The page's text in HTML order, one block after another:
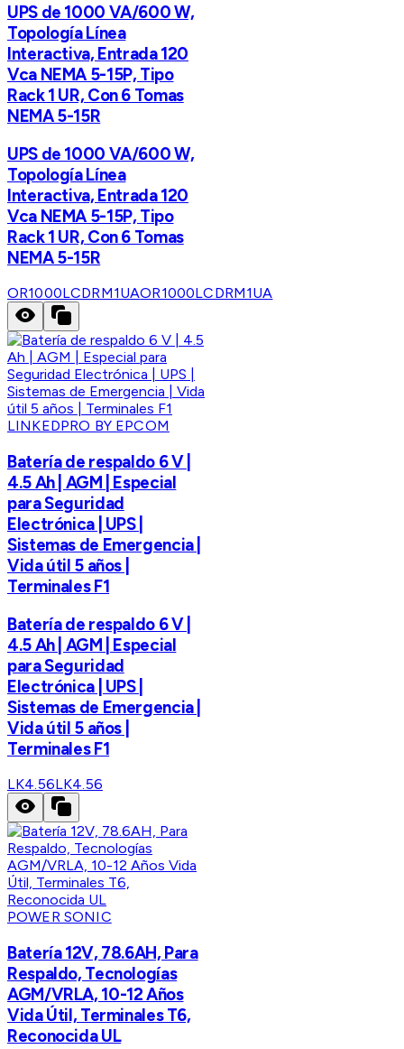
UPS de 1000 VA/600 W,
Topología Línea
Interactiva, Entrada 120
Vca NEMA 5-15P, Tipo
Rack 1 UR, Con 6 Tomas
NEMA 5-15R
UPS de 1000 VA/600 W,
Topología Línea
Interactiva, Entrada 120
Vca NEMA 5-15P, Tipo
Rack 1 UR, Con 6 Tomas
NEMA 5-15R
OR1000LCDRM1UAOR1000LCDRM1UA
LINKEDPRO BY EPCOM
Batería de respaldo 6 V |
4.5 Ah | AGM | Especial
para Seguridad
Electrónica | UPS |
Sistemas de Emergencia |
Vida útil 5 años |
Terminales F1
Batería de respaldo 6 V |
4.5 Ah | AGM | Especial
para Seguridad
Electrónica | UPS |
Sistemas de Emergencia |
Vida útil 5 años |
Terminales F1
LK4.56LK4.56
POWER SONIC
Batería 12V, 78.6AH, Para
Respaldo, Tecnologías
AGM/VRLA, 10-12 Años
Vida Útil, Terminales T6,
Reconocida UL